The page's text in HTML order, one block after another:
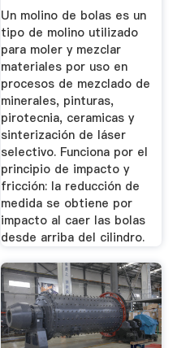
Un molino de bolas es un
tipo de molino utilizado
para moler y mezclar
materiales por uso en
procesos de mezclado de
minerales, pinturas,
pirotecnia, ceramicas y
sinterización de láser
selectivo. Funciona por el
principio de impacto y
fricción: la reducción de
medida se obtiene por
impacto al caer las bolas
desde arriba del cilindro.